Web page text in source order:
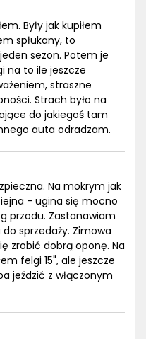
Były jak kupiłem
spłukany, to
sezon. Potem je
na to ile jeszcze
straszne
Strach było na
do jakiegoś tam
auta odradzam.
Na mokrym jak
- ugina się mocno
przodu. Zastanawiam
sprzedaży. Zimowa
zrobić dobrą oponę. Na
felgi 15", ale jeszcze
jeździć z włączonym